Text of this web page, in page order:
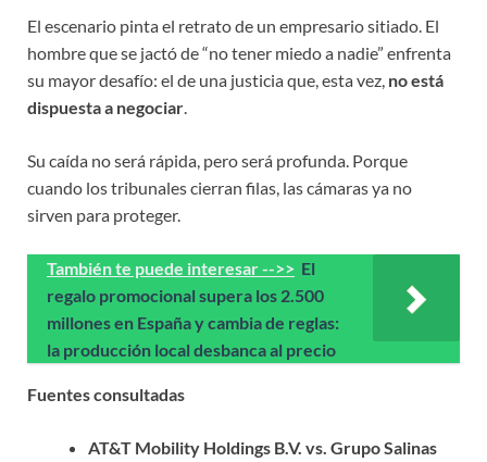
El escenario pinta el retrato de un empresario sitiado. El
hombre que se jactó de “no tener miedo a nadie” enfrenta
su mayor desafío: el de una justicia que, esta vez, no está
dispuesta a negociar.
Su caída no será rápida, pero será profunda. Porque
cuando los tribunales cierran filas, las cámaras ya no
sirven para proteger.
También te puede interesar -->> El
regalo promocional supera los 2.500
millones en España y cambia de reglas:
la producción local desbanca al precio
Fuentes consultadas
AT&T Mobility Holdings B.V. vs. Grupo Salinas